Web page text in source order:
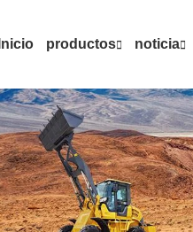
Inicio productos noticia